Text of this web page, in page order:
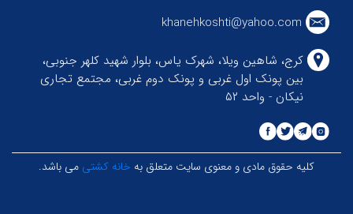
khanehkoshti@yahoo.com
کرج، شاهین ویلا، شهرک یاس، بلوار شهید کلهر جنوبی،
بین پونک اول غربی و پونک دوم غربی، مجتمع تجاری
نیکان - واحد ۵۲
کلیه حقوق مادی و معنوی سایت متعلق به خانه کشتی می باشد.